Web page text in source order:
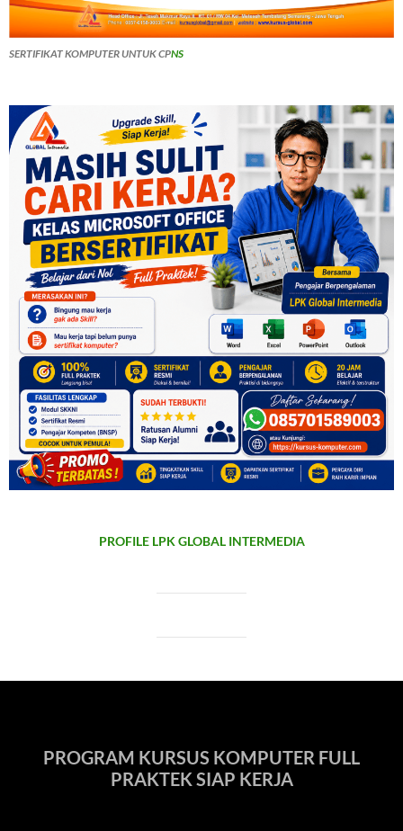
SERTIFIKAT KOMPUTER UNTUK CPNS
PROFILE LPK GLOBAL INTERMEDIA
PROGRAM KURSUS KOMPUTER FULL
PRAKTEK SIAP KERJA